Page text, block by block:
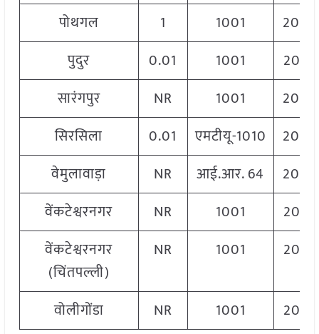
पोथगल 1 1001
2040
पुदुर
0.01 1001
2060
सारंगपुर
NR 1001
2040
सिरसिला
0.01 एमटीयू-1010
2040
वेमुलावाड़ा
NR आई.आर. 64
2040
वेंकटेश्वरनगर
NR 1001
2060
वेंकटेश्वरनगर
(चिंतपल्ली)
NR 1001 2060
वोलीगोंडा NR 1001 2060